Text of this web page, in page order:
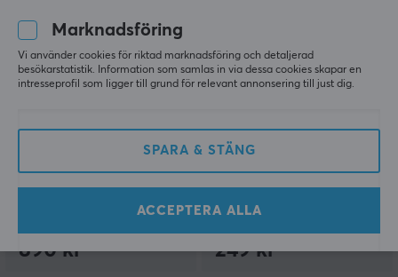
RG34XXSP Retro
Emulator (64GB) - Gul
890 kr
Retro Receiver PS1 / PS2
(2)
249 kr
Marknadsföring
Vi använder cookies för riktad marknadsföring och detaljerad
besökarstatistik. Information som samlas in via dessa cookies skapar en
intresseprofil som ligger till grund för relevant annonsering till just dig.
SPARA & STÄNG
ACCEPTERA ALLA